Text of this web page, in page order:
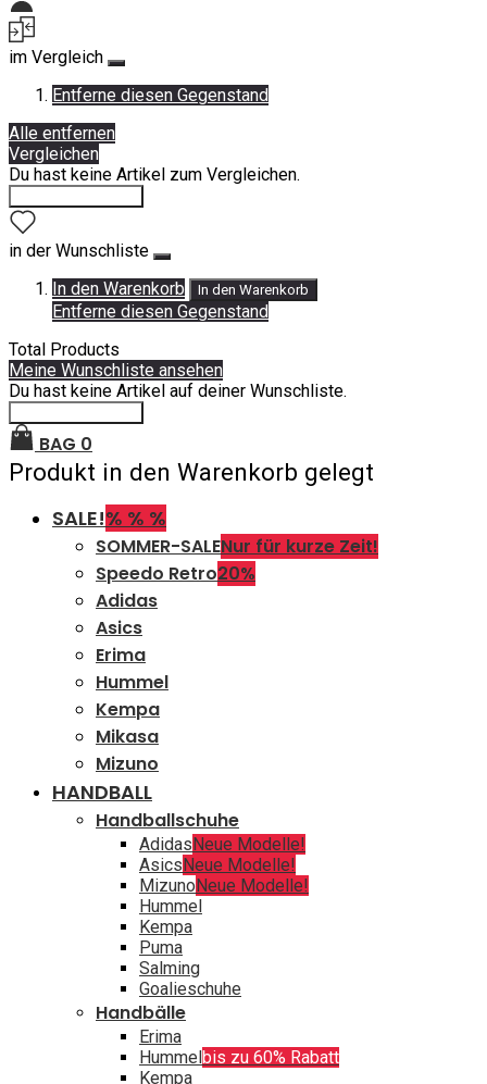
im Vergleich
Entferne diesen Gegenstand
Alle entfernen
Vergleichen
Du hast keine Artikel zum Vergleichen.
in der Wunschliste
In den Warenkorb
In den Warenkorb
Entferne diesen Gegenstand
Total Products
Meine Wunschliste ansehen
Du hast keine Artikel auf deiner Wunschliste.
BAG 0
Produkt in den Warenkorb gelegt
SALE!% % %
SOMMER-SALENur für kurze Zeit!
Speedo Retro20%
Adidas
Asics
Erima
Hummel
Kempa
Mikasa
Mizuno
HANDBALL
Handballschuhe
AdidasNeue Modelle!
AsicsNeue Modelle!
MizunoNeue Modelle!
Hummel
Kempa
Puma
Salming
Goalieschuhe
Handbälle
Erima
Hummelbis zu 60% Rabatt
Kempa